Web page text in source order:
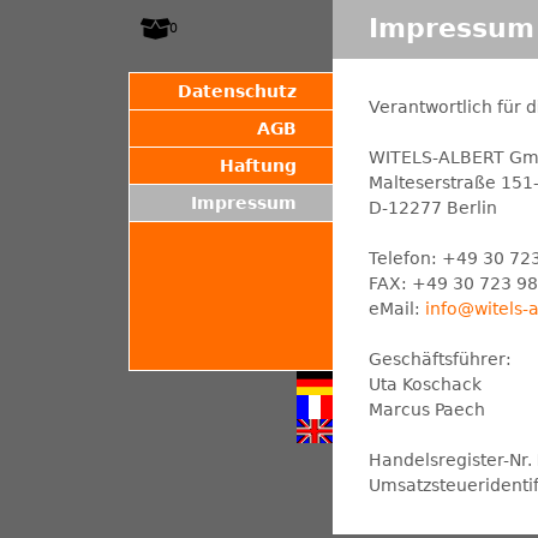
W
I
E
L
A
0 Impressum
Verantwortlich für
WITELS-ALBERT
Malteserstraße
D-12277 Berlin
Telefon: +49 30
FAX: +49 30 723
eMail: info@witels-
Geschäftsführer:
Uta Koschack
Marcus Paech
Handelsregister-Nr.
Datenschutz
AGB
Haftung
Impressum